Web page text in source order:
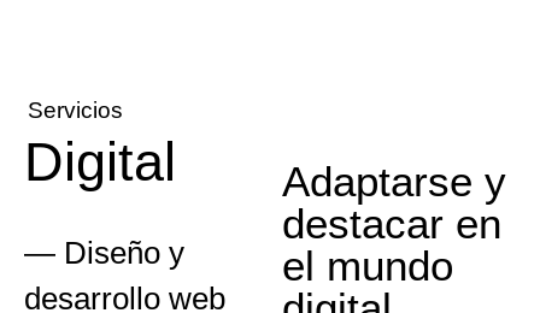
Servicios
Digital
— Diseño y
desarrollo web
Adaptarse y
destacar en
el mundo